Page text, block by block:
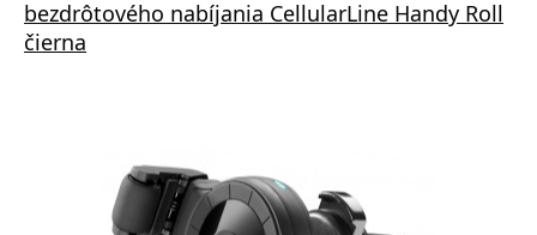
bezdrôtového nabíjania CellularLine Handy Roll
čierna